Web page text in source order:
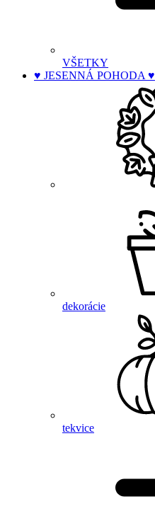
VŠETKY
♥ JESENNÁ POHODA ♥
dekorácie
tekvice